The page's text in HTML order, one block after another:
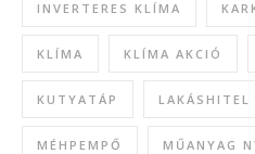
INVERTERES KLÍMA
KLÍMA KLÍMA AKCIÓ
KUTYATÁP LAKÁSHITEL
MÉHPEMPŐ MŰANYAG